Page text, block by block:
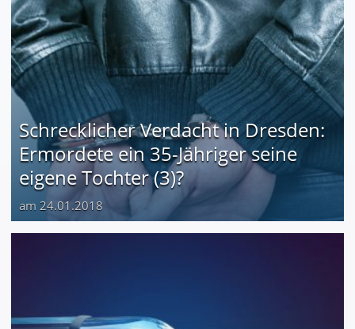
Schrecklicher Verdacht in Dresden:
Ermordete ein 35-Jähriger seine
eigene Tochter (3)?
am 24.01.2018